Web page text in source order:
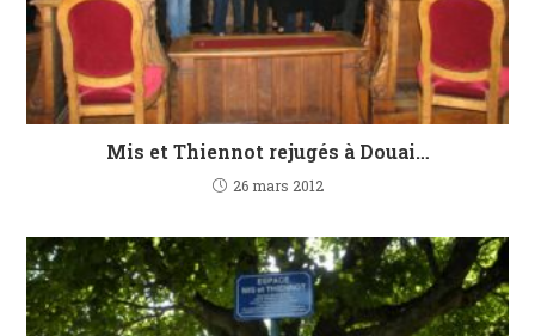
Mis et Thiennot rejugés à Douai…
26 mars 2012